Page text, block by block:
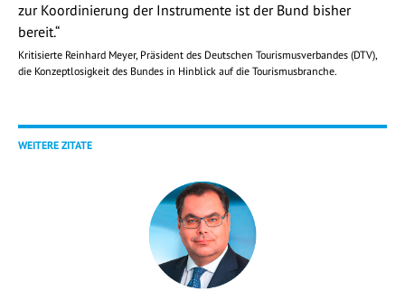
zur Koordinierung der Instrumente ist der Bund bisher
bereit.“
Kritisierte Reinhard Meyer, Präsident des Deutschen Tourismusverbandes (DTV),
die Konzeptlosigkeit des Bundes in Hinblick auf die Tourismusbranche.
WEITERE ZITATE